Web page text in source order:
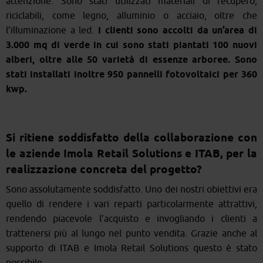
riciclabili, come legno, alluminio o acciaio, oltre che
l’illuminazione a led. I clienti sono accolti da un’area di
3.000 mq di verde in cui sono stati piantati 100 nuovi
alberi, oltre alle 50 varietà di essenze arboree. Sono
stati installati inoltre 950 pannelli fotovoltaici per 360
kwp.
Si ritiene soddisfatto della collaborazione con
le aziende Imola Retail Solutions e ITAB, per la
realizzazione concreta del progetto?
Sono assolutamente soddisfatto. Uno dei nostri obiettivi era
quello di rendere i vari reparti particolarmente attrattivi,
rendendo piacevole l’acquisto e invogliando i clienti a
trattenersi più al lungo nel punto vendita. Grazie anche al
supporto di ITAB e Imola Retail Solutions questo è stato